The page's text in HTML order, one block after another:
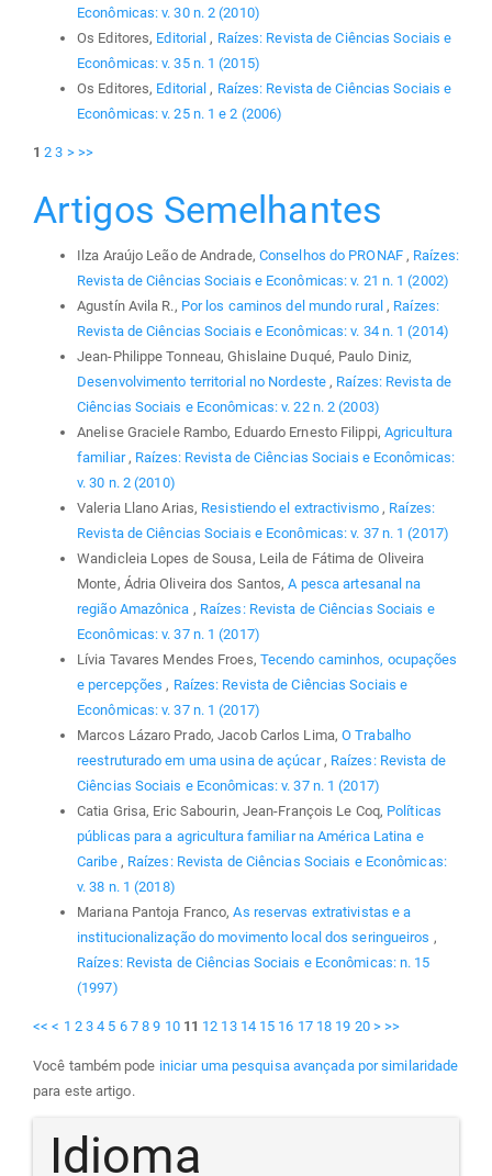
Econômicas: v. 30 n. 2 (2010)
Os Editores, Editorial, Raízes: Revista de Ciências Sociais e
Econômicas: v. 35 n. 1 (2015)
Os Editores, Editorial, Raízes: Revista de Ciências Sociais e
Econômicas: v. 25 n. 1 e 2 (2006)
1 2 3 > >>
Artigos Semelhantes
Ilza Araújo Leão de Andrade, Conselhos do PRONAF , Raízes:
Revista de Ciências Sociais e Econômicas: v. 21 n. 1 (2002)
Agustín Avila R., Por los caminos del mundo rural, Raízes:
Revista de Ciências Sociais e Econômicas: v. 34 n. 1 (2014)
Jean-Philippe Tonneau, Ghislaine Duqué, Paulo Diniz,
Desenvolvimento territorial no Nordeste, Raízes: Revista de
Ciências Sociais e Econômicas: v. 22 n. 2 (2003)
Anelise Graciele Rambo, Eduardo Ernesto Filippi, Agricultura
familiar, Raízes: Revista de Ciências Sociais e Econômicas:
v. 30 n. 2 (2010)
Valeria Llano Arias, Resistiendo el extractivismo, Raízes:
Revista de Ciências Sociais e Econômicas: v. 37 n. 1 (2017)
Wandicleia Lopes de Sousa, Leila de Fátima de Oliveira
Monte, Ádria Oliveira dos Santos,A pesca artesanal na
região Amazônica , Raízes: Revista de Ciências Sociais e
Econômicas: v. 37 n. 1 (2017)
Lívia Tavares Mendes Froes, Tecendo caminhos, ocupações
e percepções, Raízes: Revista de Ciências Sociais e
Econômicas: v. 37 n. 1 (2017)
Marcos Lázaro Prado, Jacob Carlos Lima,O Trabalho
reestruturado em uma usina de açúcar, Raízes: Revista de
Ciências Sociais e Econômicas: v. 37 n. 1 (2017)
Catia Grisa, Eric Sabourin, Jean-François Le Coq, Políticas
públicas para a agricultura familiar na América Latina e
Caribe , Raízes: Revista de Ciências Sociais e Econômicas:
v. 38 n. 1 (2018)
Mariana Pantoja Franco,As reservas extrativistas e a
institucionalização do movimento local dos seringueiros ,
Raízes: Revista de Ciências Sociais e Econômicas: n. 15
(1997)
<< < 1 2 3 4 5 6 7 8 9 10 11 12 13 14 15 16 17 18 19 20 > >>
Você também pode iniciar uma pesquisa avançada por similaridade
para este artigo.
Idioma